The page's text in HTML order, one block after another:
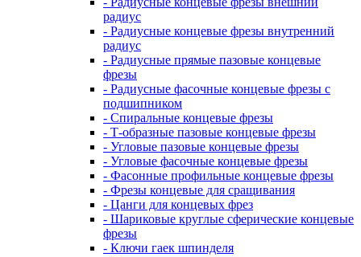
радиус
- Радиусные концевые фрезы внутренний
радиус
- Радиусные прямые пазовые концевые
фрезы
- Радиусные фасочные концевые фрезы с
подшипником
- Спиральные концевые фрезы
- Т-образные пазовые концевые фрезы
- Угловые пазовые концевые фрезы
- Угловые фасочные концевые фрезы
- Фасонные профильные концевые фрезы
- Фрезы концевые для сращивания
- Цанги для концевых фрез
- Шариковые круглые сферические концевые
фрезы
- Ключи гаек шпинделя